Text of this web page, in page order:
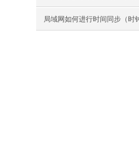
局域网如何进行时间同步（时